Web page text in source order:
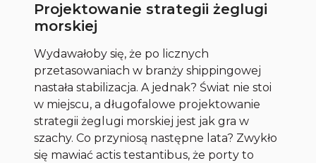
Projektowanie strategii żeglugi
morskiej
Wydawałoby się, że po licznych
przetasowaniach w branży shippingowej
nastała stabilizacja. A jednak? Świat nie stoi
w miejscu, a długofalowe projektowanie
strategii żeglugi morskiej jest jak gra w
szachy. Co przyniosą następne lata? Zwykło
się mawiać actis testantibus, że porty to